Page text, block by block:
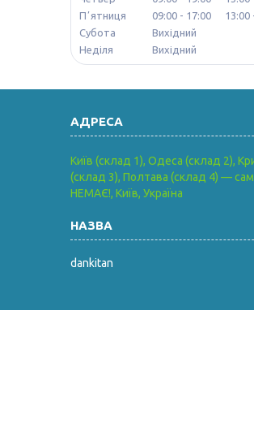
Пʼятниця
09:00 17:00 13:00
Субота
Вихідний
Неділя
Вихідний
Київ (склад 1), Одеса (склад 2),
(склад 3), Полтава (склад 4) —
НЕМАЄ!, Київ, Україна
dankitan